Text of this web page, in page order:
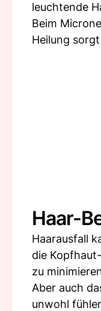
leuchtende
Beim
Heilung
Haar-
Haarausfall
die
zu
Aber auch
unwohl